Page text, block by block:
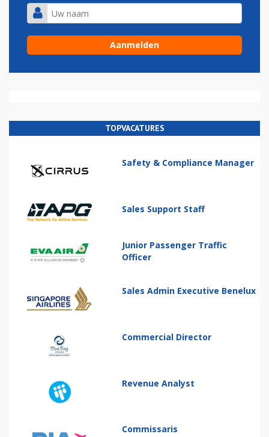
TOPVACATURES
Safety & Compliance Manager
Sales Support Staff
Junior Passenger Traffic
Officer
Sales Admin Executive Benelux
Commercial Director
Revenue Analyst
Commissaris